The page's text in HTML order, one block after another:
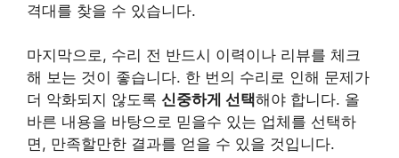
격대를 찾을 수 있습니다.
마지막으로, 수리 전 반드시 이력이나 리뷰를 체크
해 보는 것이 좋습니다. 한 번의 수리로 인해 문제가
더 악화되지 않도록 신중하게 선택해야 합니다. 올
바른 내용을 바탕으로 믿을수 있는 업체를 선택하
면, 만족할만한 결과를 얻을 수 있을 것입니다.